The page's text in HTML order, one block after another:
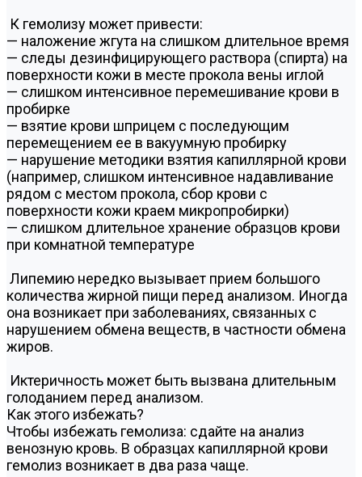
К гемолизу может привести:
— наложение жгута на слишком длительное время
— следы дезинфицирующего раствора (спирта) на
поверхности кожи в месте прокола вены иглой
— слишком интенсивное перемешивание крови в
пробирке
— взятие крови шприцем с последующим
перемещением ее в вакуумную пробирку
— нарушение методики взятия капиллярной крови
(например, слишком интенсивное надавливание
рядом с местом прокола, сбор крови с
поверхности кожи краем микропробирки)
— слишком длительное хранение образцов крови
при комнатной температуре
Липемию нередко вызывает прием большого
количества жирной пищи перед анализом. Иногда
она возникает при заболеваниях, связанных с
нарушением обмена веществ, в частности обмена
жиров.
Иктеричность может быть вызвана длительным
голоданием перед анализом.
Как этого избежать?
Чтобы избежать гемолиза: сдайте на анализ
венозную кровь. В образцах капиллярной крови
гемолиз возникает в два раза чаще.